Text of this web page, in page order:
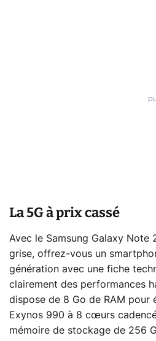
La 5G à prix cassé
Avec le Samsung Galaxy Note
grise, offrez-vous un
génération avec une fiche
clairement des performances
dispose de 8 Go de RAM pour
Exynos 990 à 8 cœurs
mémoire de stockage de 256